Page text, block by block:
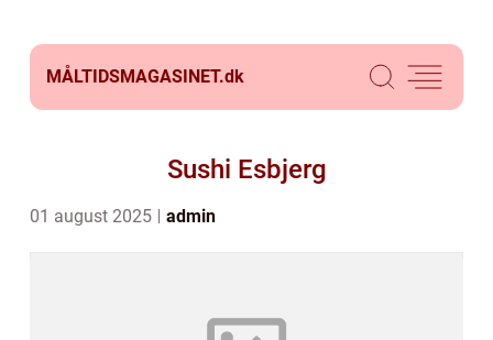
MÅLTIDSMAGASINET.dk
Sushi Esbjerg
01 august 2025 admin